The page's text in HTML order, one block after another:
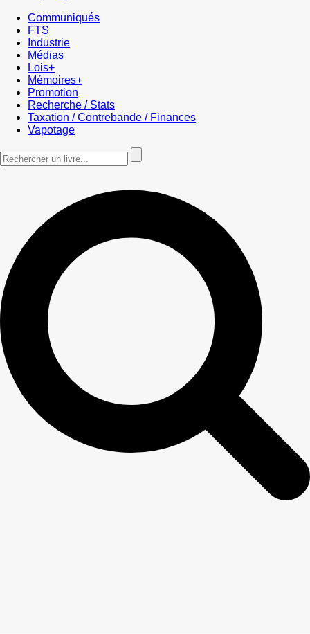
Communiqués
FTS
Industrie
Médias
Lois+
Mémoires+
Promotion
Recherche / Stats
Taxation / Contrebande / Finances
Vapotage